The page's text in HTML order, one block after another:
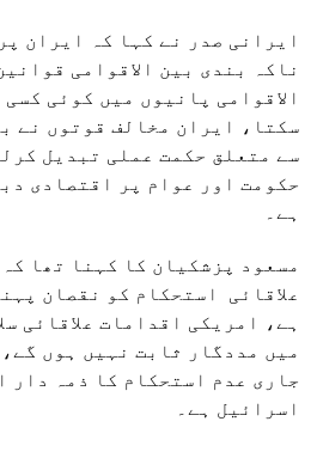
ایرانی صدر نے کہا کہ ایران
ناکہ بندی بین الاقوامی
الاقوامی پانیوں میں کوئی
سکتا، ایران مخالف قوتوں نے
سے متعلق حکمت عملی تبدیل
حکومت اور عوام پر اقتصادی
ہے۔
مسعود پزشکیان کا کہنا تھا
علاقائی استحکام کو نقصان
ہے، امریکی اقدامات علاقائی
میں مددگار ثابت نہیں ہوں
جاری عدم استحکام کا ذمہ دار
اسرائیل ہے۔